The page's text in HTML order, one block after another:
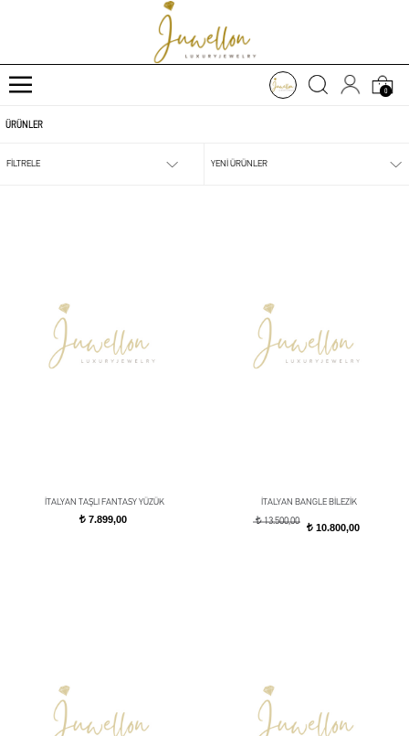
0
ÜRÜNLER
FİLTRELE
İTALYAN TAŞLI FANTASY YÜZÜK
t7.899,00
İTALYAN BANGLE BİLEZİK
t13.500,00
t10.800,00